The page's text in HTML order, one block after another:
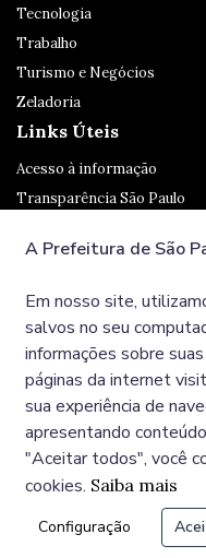
Tecnologia
Trabalho
Turismo e Negócios
Zeladoria
Links Úteis
Acesso à informação
Transparência São Paulo
Ouvidoria
Redes Sociais
© COPYRIGHT
Viaduto
A Prefeitura de São
Em nosso site,
salvos no seu
informações sobre
páginas da internet
sua experiência de
apresentando
"Aceitar todos", você
cookies. Saiba mais
Configuração